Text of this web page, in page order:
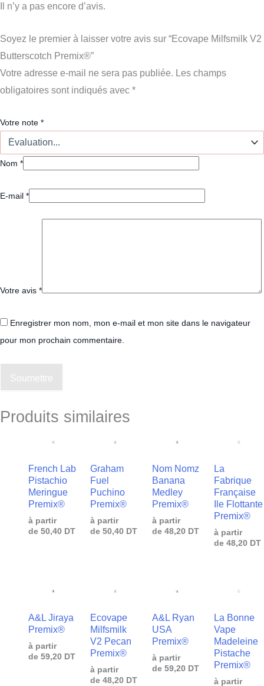
Il n’y a pas encore d’avis.
Soyez le premier à laisser votre avis sur “Ecovape Milfsmilk V2
Butterscotch Premix®”
Votre adresse e-mail ne sera pas publiée. Les champs
obligatoires sont indiqués avec *
Votre note *
Nom *
E-mail *
Votre avis *
Enregistrer mon nom, mon e-mail et mon site dans le navigateur
pour mon prochain commentaire.
Soumettre
Produits similaires
French Lab
Pistachio
Meringue
Premix®
à partir
de 50,40 DT
Graham
Fuel
Puchino
Premix®
à partir
de 50,40 DT
Nom Nomz
Banana
Medley
Premix®
à partir
de 48,20 DT
La
Fabrique
Française
Ile Flottante
Premix®
à partir
de 48,20 DT
A&L Jiraya
Premix®
à partir
de 59,20 DT
Ecovape
Milfsmilk
V2 Pecan
Premix®
à partir
de 48,20 DT
A&L Ryan
USA
Premix®
à partir
de 59,20 DT
La Bonne
Vape
Madeleine
Pistache
Premix®
à partir